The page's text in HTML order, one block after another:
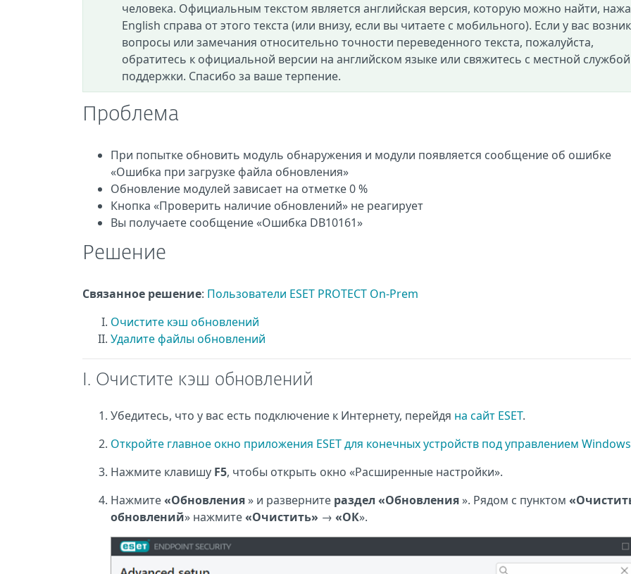
человека. Официальным текстом является английская версия, которую можно найти,
English справа от этого текста (или внизу, если вы читаете с мобильного). Если у вас
вопросы или замечания относительно точности переведенного текста, пожалуйста,
обратитесь к официальной версии на английском языке или свяжитесь с местной службой
поддержки. Спасибо за ваше терпение.
Проблема
При попытке обновить модуль обнаружения и модули появляется сообщение об ошибке
«Ошибка при загрузке файла обновления»
Обновление модулей зависает на отметке 0 %
Кнопка «Проверить наличие обновлений» не реагирует
Вы получаете сообщение «Ошибка DB10161»
Решение
Связанное решение: Пользователи ESET PROTECT On-Prem
Очистите кэш обновлений
Удалите файлы обновлений
I. Очистите кэш обновлений
Убедитесь, что у вас есть подключение к Интернету, перейдя на сайт ESET.
Откройте главное окно приложения ESET для конечных устройств под управлением Windows
Нажмите клавишу F5, чтобы открыть окно «Расширенные настройки».
Нажмите«Обновления» и разверните раздел «Обновления». Рядом с пунктом
обновлений» нажмите«Очистить» → «ОК».